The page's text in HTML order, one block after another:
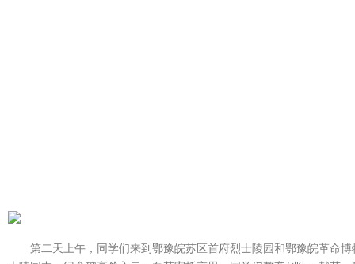
第二天上午，同学们来到鄂豫皖苏区首府烈士陵园和鄂豫皖革命博